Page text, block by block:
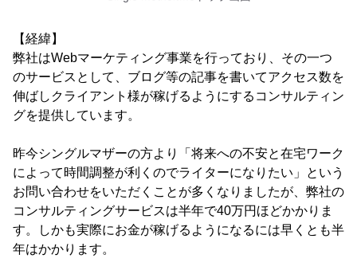
【経緯】
弊社はWebマーケティング事業を行っており、その一つ
のサービスとして、ブログ等の記事を書いてアクセス数を
伸ばしクライアント様が稼げるようにするコンサルティン
グを提供しています。
昨今シングルマザーの方より「将来への不安と在宅ワーク
によって時間調整が利くのでライターになりたい」という
お問い合わせをいただくことが多くなりましたが、弊社の
コンサルティングサービスは半年で40万円ほどかかりま
す。しかも実際にお金が稼げるようになるには早くとも半
年はかかります。